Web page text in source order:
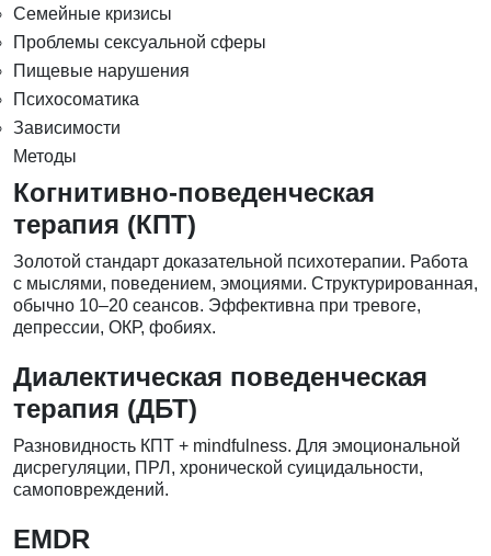
Семейные кризисы
Проблемы сексуальной сферы
Пищевые нарушения
Психосоматика
Зависимости
Методы
Когнитивно-поведенческая
терапия (КПТ)
Золотой стандарт доказательной психотерапии. Работа
с мыслями, поведением, эмоциями. Структурированная,
обычно 10–20 сеансов. Эффективна при тревоге,
депрессии, ОКР, фобиях.
Диалектическая поведенческая
терапия (ДБТ)
Разновидность КПТ + mindfulness. Для эмоциональной
дисрегуляции, ПРЛ, хронической суицидальности,
самоповреждений.
EMDR